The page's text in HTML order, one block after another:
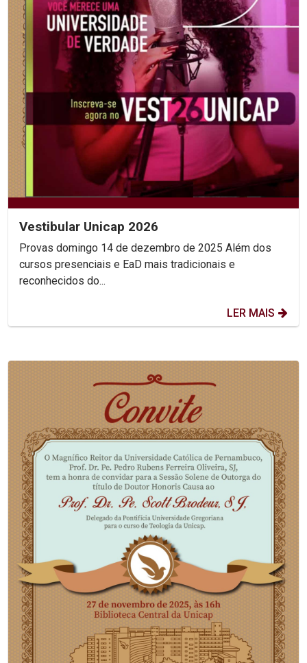
Vestibular Unicap 2026
Provas domingo 14 de dezembro de 2025 Além dos
cursos presenciais e EaD mais tradicionais e
reconhecidos do...
LER MAIS